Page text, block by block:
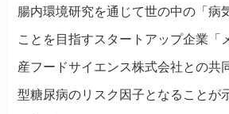
腸内環境研究を通じて世の中の「病
ことを目指すスタートアップ企業「
産フードサイエンス株式会社との共
型糖尿病のリスク因子となることが